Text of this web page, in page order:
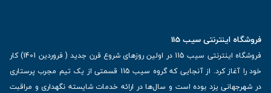
فروشگاه اینترنتی سیب 115
فروشگاه اینترنتی سیب 115 در اولین روزهای شروع قرن جدید ( فروردین 1401) کار
خود را آغاز کرد. از آنجایی که گروه سیب 115 قسمتی از یک تیم مجرب پرستاری
در شهرجهانی یزد بوده است و سال‌ها در ارائه خدمات شایسته نگهداری و مراقبت